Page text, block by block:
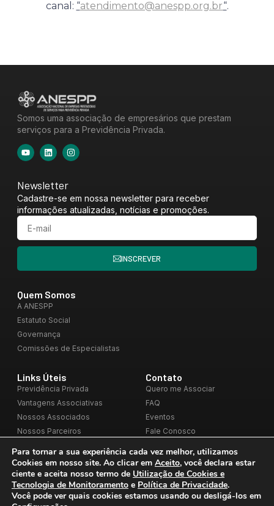
canal: “atendimento@anespp.org.br“.
Somos uma associação de empresários que prestam
serviços para a Previdência Privada.
Quem Somos
A ANESPP
Estatuto Social
Governança
Comissões de Especialistas
Links Úteis
Previdência Privada
Vantagens Associativas
Nossos Associados
Nossos Parceiros
Contato
Quero me Associar
FAQ
Eventos
Fale Conosco
Newsletter
Cadastre-se em nossa newsletter para receber
informações atualizadas, notícias e promoções.
INSCREVER
Copyright © 2025
Desenvolvido
Política de Privacidade
Para tornar a sua experiência cada vez melhor, utilizamos
Cookies em nosso site. Ao clicar em Aceito, você declara estar
ciente e aceita nosso termo de Utilização de Cookies e
Tecnologia de Monitoramento e Política de Privacidade.
Você pode ver quais cookies estamos usando ou desligá-los em